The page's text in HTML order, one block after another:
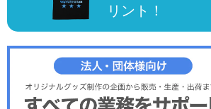
リント！